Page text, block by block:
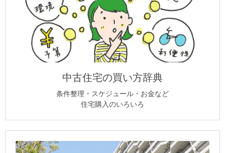
中古住宅の買い方辞典
条件整理・スケジュール・お金など
住宅購入のいろいろ